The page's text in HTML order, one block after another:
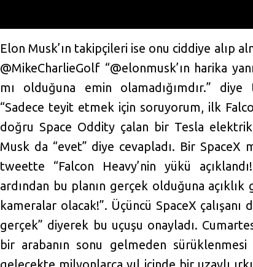
Elon Musk’ın takipçileri ise onu ciddiye alıp
@MikeCharlieGolf “@elonmusk’ın harika
mı olduğuna emin olamadığımdır.”
“Sadece teyit etmek için soruyorum, ilk
doğru Space Oddity çalan bir Tesla
Musk da “evet” diye cevapladı. Bir SpaceX
tweette “Falcon Heavy’nin yükü
ardından bu planın gerçek olduğuna
kameralar olacak!”. Üçüncü SpaceX çalışanı
gerçek” diyerek bu uçuşu onayladı.
bir arabanın sonu gelmeden
gelecekte milyonlarca yıl içinde bir uzaylı